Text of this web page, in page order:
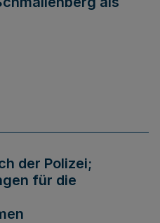
der Polizei;
für die